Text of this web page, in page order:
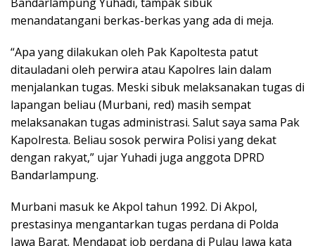
menandatangani berkas-berkas yang ada di meja.
“Apa yang dilakukan oleh Pak Kapoltesta patut
ditauladani oleh perwira atau Kapolres lain dalam
menjalankan tugas. Meski sibuk melaksanakan tugas di
lapangan beliau (Murbani, red) masih sempat
melaksanakan tugas administrasi. Salut saya sama Pak
Kapolresta. Beliau sosok perwira Polisi yang dekat
dengan rakyat,” ujar Yuhadi juga anggota DPRD
Bandarlampung.
Murbani masuk ke Akpol tahun 1992. Di Akpol,
prestasinya mengantarkan tugas perdana di Polda
Jawa Barat. Mendapat job perdana di Pulau Jawa kata